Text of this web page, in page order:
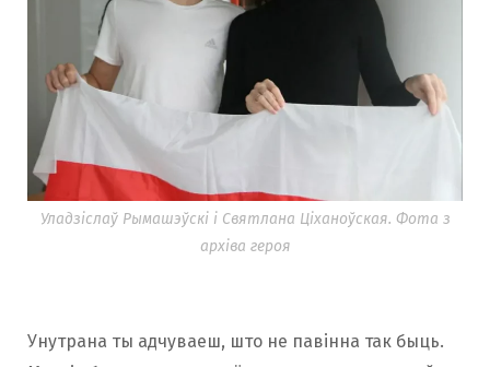
Уладзіслаў Рымашэўскі і Святлана Ціханоўская. Фота з
архіва героя
Унутрана ты адчуваеш, што не павінна так быць.